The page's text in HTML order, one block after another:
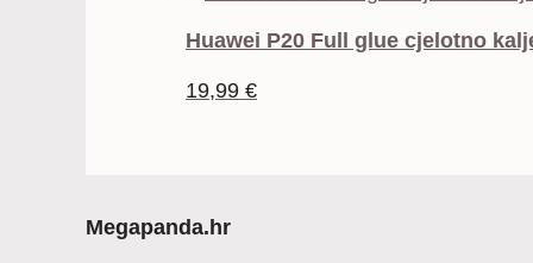
Huawei P20 Full glue cjelotno
19,99 €
Megapanda.hr